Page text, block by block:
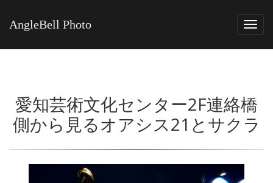
AngleBell Photo
愛知芸術文化センター2F連絡橋
側から見るオアシス21とサクラ